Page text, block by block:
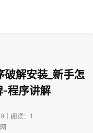
解安装_新手怎
-程序讲解
｜阅读：1